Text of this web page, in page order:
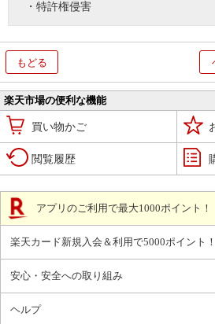
・特許権侵害
もどる
楽天市場の便利な機能
買い物かご
閲覧履歴
アプリのご利用で最大1000ポイント！
楽天カード新規入会＆利用で5000ポイント！
安心・安全への取り組み
ヘルプ